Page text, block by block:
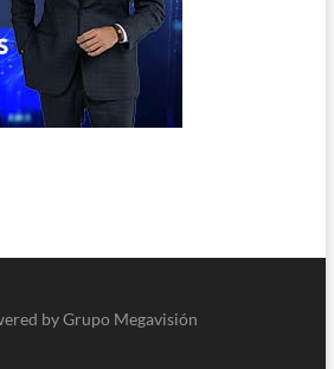
by Grupo Megavisión